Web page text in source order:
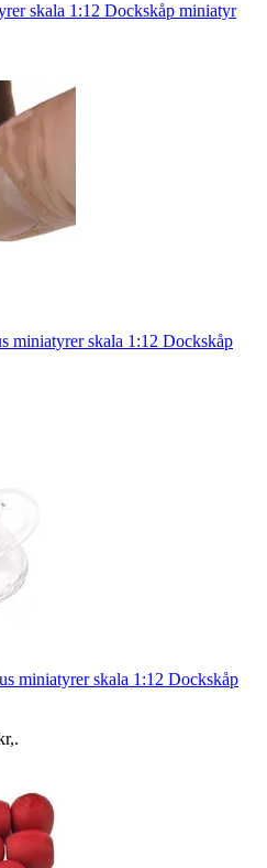
skala 1:12 Dockskåp miniatyr
miniatyrer skala 1:12 Dockskåp
miniatyrer skala 1:12 Dockskåp
,.